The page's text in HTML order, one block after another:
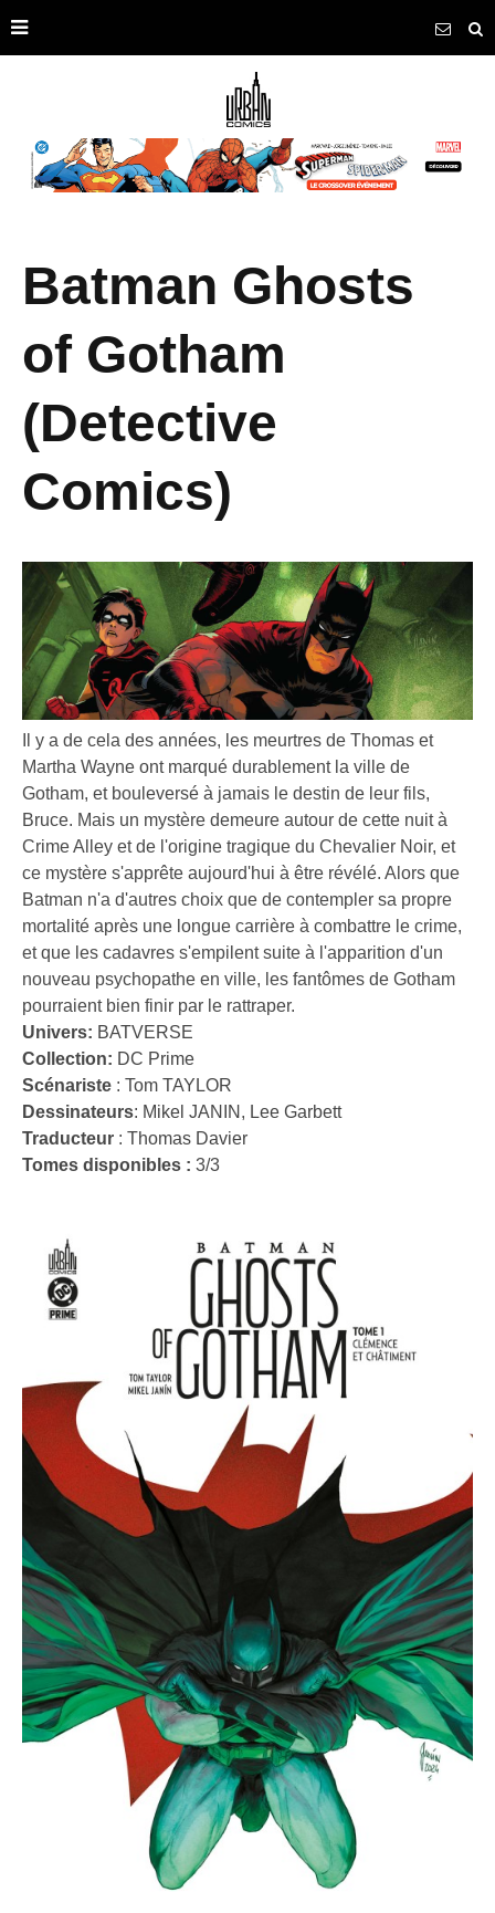
Batman Ghosts
of Gotham
(Detective
Comics)
Il y a de cela des années, les meurtres de Thomas et
Martha Wayne ont marqué durablement la ville de
Gotham, et bouleversé à jamais le destin de leur fils,
Bruce. Mais un mystère demeure autour de cette nuit à
Crime Alley et de l'origine tragique du Chevalier Noir, et
ce mystère s'apprête aujourd'hui à être révélé. Alors que
Batman n'a d'autres choix que de contempler sa propre
mortalité après une longue carrière à combattre le crime,
et que les cadavres s'empilent suite à l'apparition d'un
nouveau psychopathe en ville, les fantômes de Gotham
pourraient bien finir par le rattraper.
Univers: BATVERSE
Collection: DC Prime
Scénariste : Tom TAYLOR
Dessinateurs: Mikel JANIN , Lee Garbett
Traducteur : Thomas Davier
Tomes disponibles : 3/3